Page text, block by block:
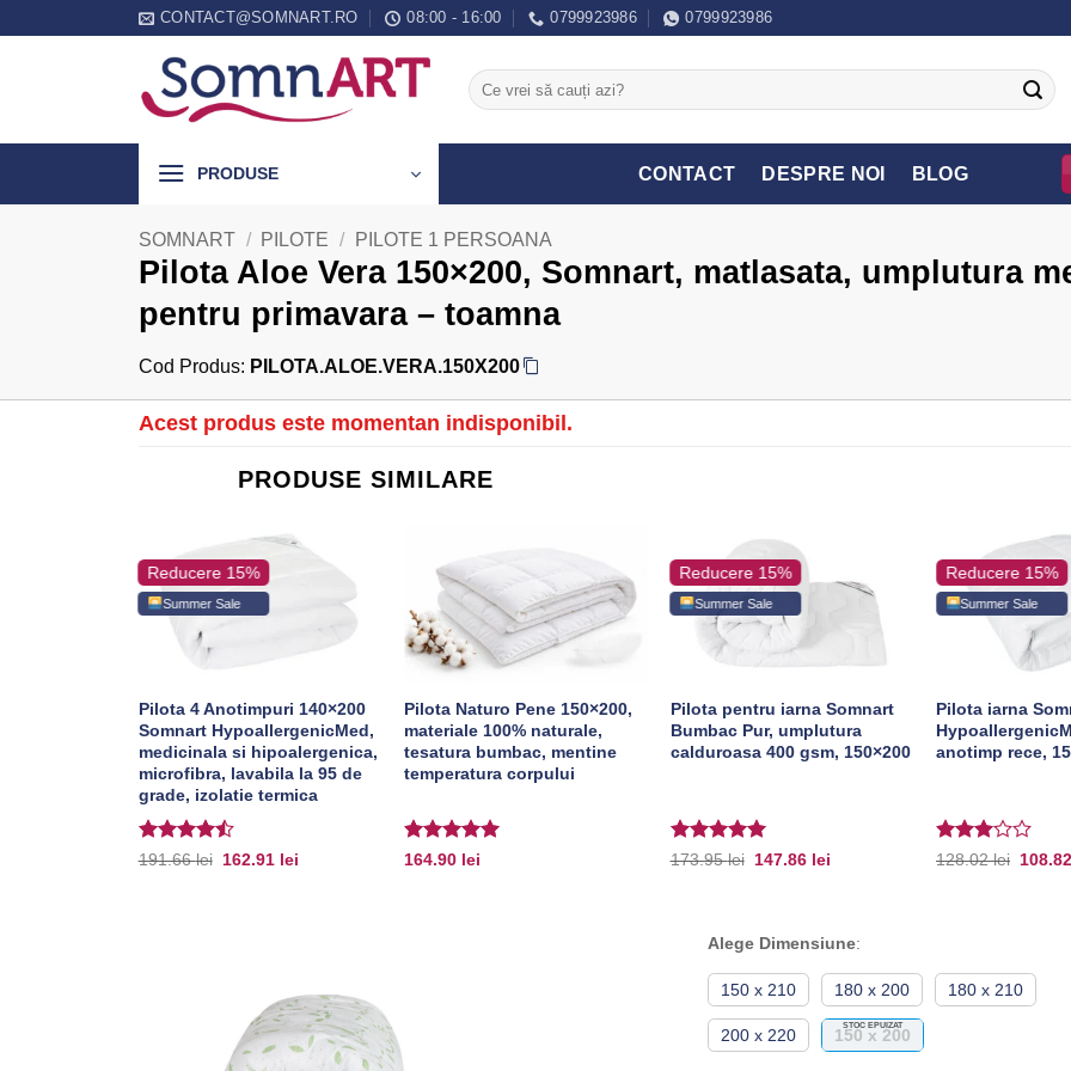
CONTACT@SOMNART.RO 08:00 - 16:00 0799923986 0799923986
Caută
după:
PRODUSE CONTACT DESPRE NOI BLOG
SOMNART / PILOTE / PILOTE 1 PERSOANA
Pilota Aloe Vera 150×200, Somnart, matlasata, umplutura
pentru primavara – toamna
Cod Produs: PILOTA.ALOE.VERA.150X200
Acest produs este momentan indisponibil.
PRODUSE SIMILARE
Reducere 15%
Summer Sale
Pilota 4 Anotimpuri 140×200
Somnart HypoallergenicMed,
medicinala si hipoalergenica,
microfibra, lavabila la 95 de
grade, izolatie termica
Evaluat la
191.66lei Prețul
162.91 leiPrețul
Pilota Naturo Pene 150×200,
materiale 100% naturale,
tesatura bumbac, mentine
temperatura corpului
Evaluat la
164.90 lei
Reducere 15%
Summer Sale
Pilota pentru iarna Somnart
Bumbac Pur, umplutura
calduroasa 400 gsm, 150×200
Evaluat la
173.95lei Prețul
147.86 leiPrețul
Reducere 15%
Summer Sale
Pilota iarna
anotimp rece,
Evaluat
128.02lei Prețul
108.82
Alege Dimensiune:
150 x 210 180 x 200 180 x 210
200 x 220 150 x 200
STOC EPUIZAT